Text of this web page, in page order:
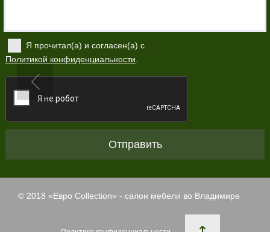
Я прочитал(а) и согласен(а) с
Политикой конфиденциальности
Отправить
© 2018 «Евро Collection» - салон мебели во Владимире